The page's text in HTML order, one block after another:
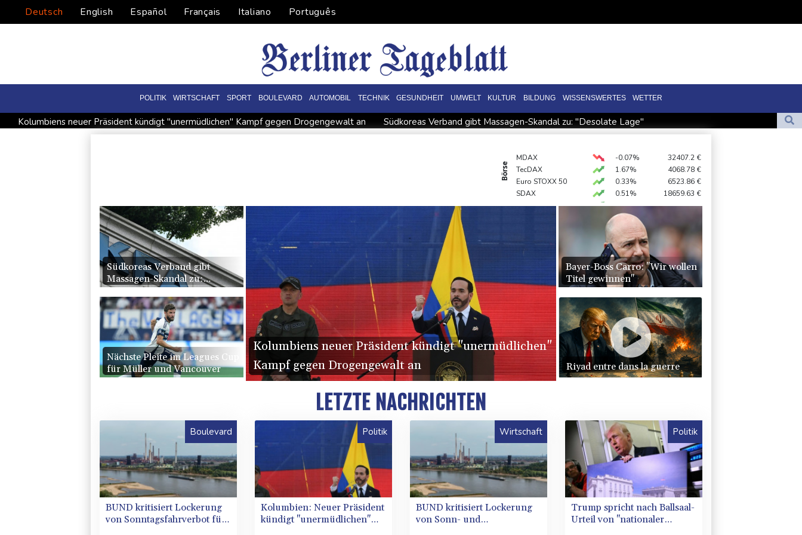
Deutsch English Español Français Italiano Português
POLITIK WIRTSCHAFT SPORT BOULEVARD AUTOMOBIL TECHNIK GESUNDHEIT UMWELT KULTUR BILDUNG WISSENSWERTES WETTER
Kolumbiens neuer Präsident kündigt "unermüdlichen" Kampf gegen Drogengewalt an
Südkoreas Verband gibt Massagen-Skandal zu: "Desolate Lage"
Bericht: EU importiert wieder mehr Flüssiggas aus Russland
BUND kritisiert Lockerung von Sonntagsfahrverbot für Lkw - BDI begrüßt es
Börse
MDAX -0.07% 32407.2 €
TecDAX
1.67% 4068.78 €
Euro STOXX 50
0.33% 6523.86 €
SDAX
0.51% 18659.63 €
DAX
0.68% 26319.45 €
2.28%
0.32% 1.1562
Südkoreas Verband gibt
Massagen-Skandal zu:
"Desolate Lage"
Nächste Pleite im Leagues Cup
für Müller und Vancouver
Kolumbiens neuer Präsident kündigt "unermüdlichen"
Kampf gegen Drogengewalt an
Bayer-Boss Carro: "Wir wollen
Titel gewinnen"
Riyad entre dans la guerre
LETZTE NACHRICHTEN
Boulevard
BUND kritisiert Lockerung
von Sonntagsfahrverbot für
Politik
Kolumbien: Neuer Präsident
kündigt "unermüdlichen"
Wirtschaft
BUND kritisiert Lockerung
von Sonn- und
Politik
Trump spricht nach Ballsaal-
Urteil von "nationaler